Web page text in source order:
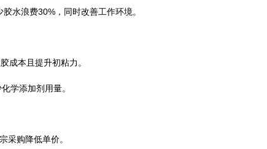
水浪费30%，同时改善工作环境。
本且提升初粘力。
学添加剂用量。
购降低单价。